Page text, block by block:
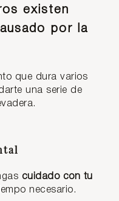
existen
por la
que dura varios
una serie de
cuidado con tu
necesario.